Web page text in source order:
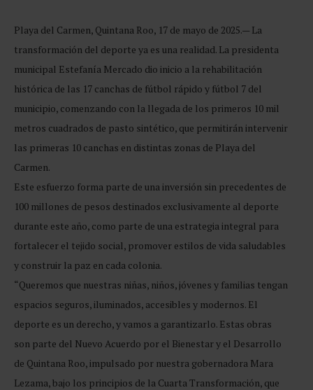
Playa del Carmen, Quintana Roo, 17 de mayo de 2025.— La
transformación del deporte ya es una realidad. La presidenta
municipal Estefanía Mercado dio inicio a la rehabilitación
histórica de las 17 canchas de fútbol rápido y fútbol 7 del
municipio, comenzando con la llegada de los primeros 10 mil
metros cuadrados de pasto sintético, que permitirán intervenir
las primeras 10 canchas en distintas zonas de Playa del
Carmen.
Este esfuerzo forma parte de una inversión sin precedentes de
100 millones de pesos destinados exclusivamente al deporte
durante este año, como parte de una estrategia integral para
fortalecer el tejido social, promover estilos de vida saludables
y construir la paz en cada colonia.
“Queremos que nuestras niñas, niños, jóvenes y familias tengan
espacios seguros, iluminados, accesibles y modernos. El
deporte es un derecho, y vamos a garantizarlo. Estas obras
son parte del Nuevo Acuerdo por el Bienestar y el Desarrollo
de Quintana Roo, impulsado por nuestra gobernadora Mara
Lezama, bajo los principios de la Cuarta Transformación, que